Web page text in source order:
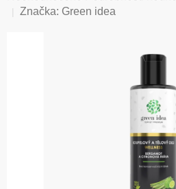
hodnocení
Značka: Green idea